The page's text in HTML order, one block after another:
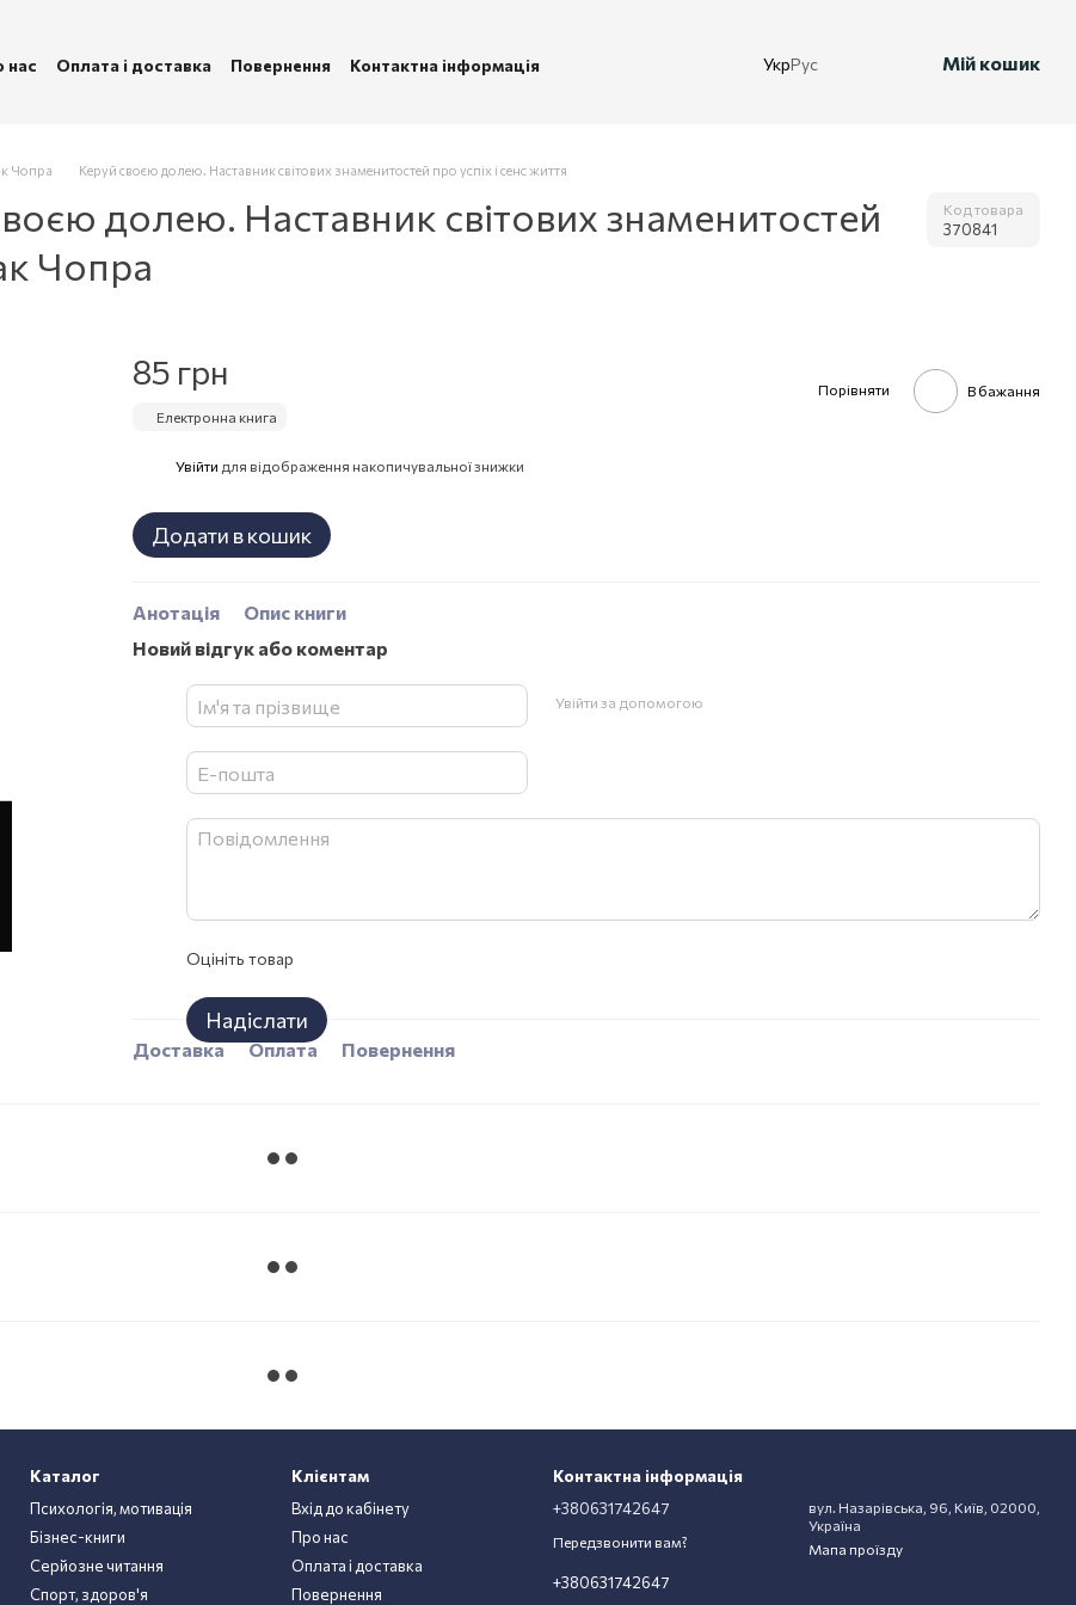
нас Оплата і доставка Повернення
Контактна інформація
УкрРус Мій кошик
Чопра Керуй своєю долею. Наставник світових знаменитостей про успіх і сенс життя
долею. Наставник світових знаменитостей
Чопра
Код товара
370841
85 грн
Електронна книга
Порівняти В бажання
Увійти для відображення накопичувальної знижки
Додати в кошик
Анотація
Опис книги
Новий відгук або коментар
Увійти за допомогою
Оцініть товар
Надіслати
Доставка Оплата Повернення
Каталог
Психологія, мотивація
Бізнес-книги
Серйозне читання
Спорт, здоров'я
Клієнтам
Вхід до кабінету
Про нас
Оплата і доставка
Повернення
Контактна інформація
+380631742647
Передзвонити вам?
+380631742647
вул. Назарівська, 96, Київ, 02000,
Україна
Мапа проїзду